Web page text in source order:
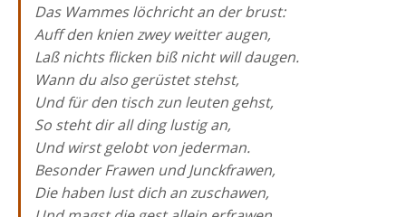
Das Wammes löchricht an der brust:
Auff den knien zwey weitter augen,
Laß nichts flicken biß nicht will daugen.
Wann du also gerüstet stehst,
Und für den tisch zun leuten gehst,
So steht dir all ding lustig an,
Und wirst gelobt von jederman.
Besonder Frawen und Junckfrawen,
Die haben lust dich an zuschawen,